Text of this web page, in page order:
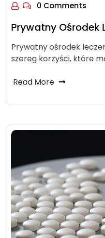
0 Comments
Prywatny Ośrodek
Prywatny ośrodek
szereg korzyści, które
Read More